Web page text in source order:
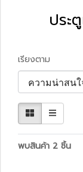
ประ
เรียงตาม
พบสินค้า 2 ชิ้น